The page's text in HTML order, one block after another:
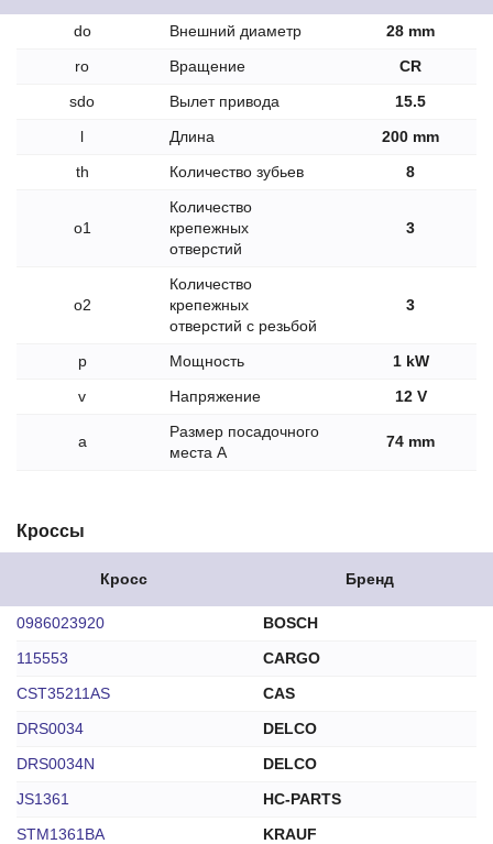
do Внешний диаметр
28 mm
ro
Вращение
CR
sdo
Вылет привода
15.5
l
Длина
200 mm
th
Количество зубьев 8
o1
Количество
крепежных
отверстий
3
o2
Количество
крепежных
отверстий с резьбой
3
p Мощность
1 kW
v
Напряжение 12 V
a
Размер посадочного
места A
74 mm
Кроссы
Кросс Бренд
0986023920
BOSCH
115553
CARGO
CST35211AS
CAS
DRS0034
DELCO
DRS0034N
DELCO
JS1361
HC-PARTS
STM1361BA
KRAUF